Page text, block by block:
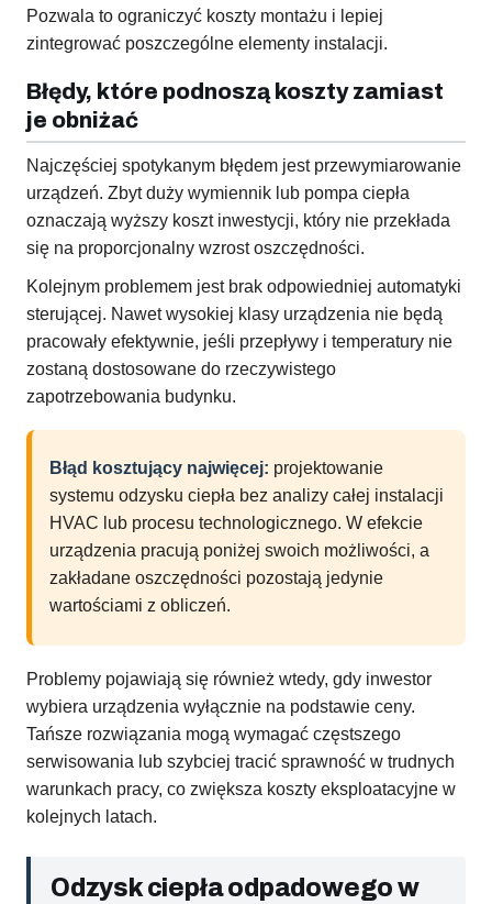
Pozwala to ograniczyć koszty montażu i lepiej
zintegrować poszczególne elementy instalacji.
Błędy, które podnoszą koszty zamiast
je obniżać
Najczęściej spotykanym błędem jest przewymiarowanie
urządzeń. Zbyt duży wymiennik lub pompa ciepła
oznaczają wyższy koszt inwestycji, który nie przekłada
się na proporcjonalny wzrost oszczędności.
Kolejnym problemem jest brak odpowiedniej automatyki
sterującej. Nawet wysokiej klasy urządzenia nie będą
pracowały efektywnie, jeśli przepływy i temperatury nie
zostaną dostosowane do rzeczywistego
zapotrzebowania budynku.
Błąd kosztujący najwięcej: projektowanie
systemu odzysku ciepła bez analizy całej instalacji
HVAC lub procesu technologicznego. W efekcie
urządzenia pracują poniżej swoich możliwości, a
zakładane oszczędności pozostają jedynie
wartościami z obliczeń.
Problemy pojawiają się również wtedy, gdy inwestor
wybiera urządzenia wyłącznie na podstawie ceny.
Tańsze rozwiązania mogą wymagać częstszego
serwisowania lub szybciej tracić sprawność w trudnych
warunkach pracy, co zwiększa koszty eksploatacyjne w
kolejnych latach.
Odzysk ciepła odpadowego w